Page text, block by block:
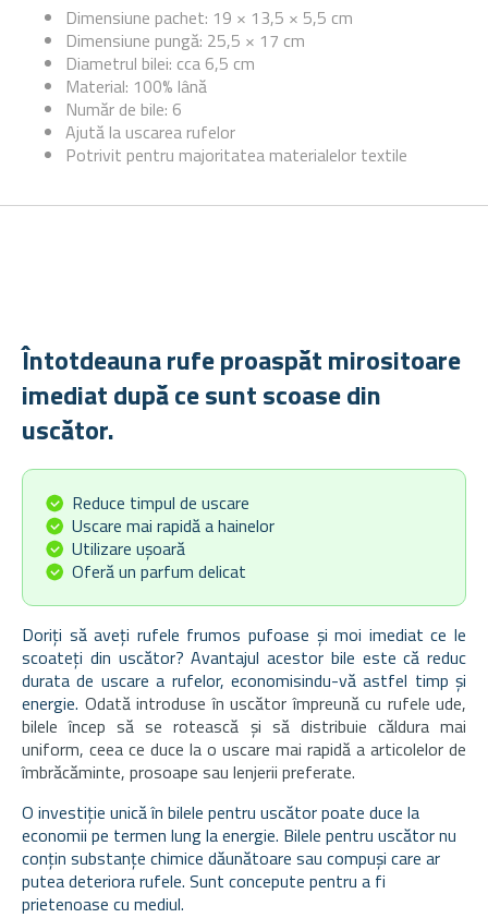
Dimensiune pachet: 19 × 13,5 × 5,5 cm
Dimensiune pungă: 25,5 × 17 cm
Diametrul bilei: cca 6,5 cm
Material: 100% lână
Număr de bile: 6
Ajută la uscarea rufelor
Potrivit pentru majoritatea materialelor textile
Întotdeauna rufe proaspăt mirositoare
imediat după ce sunt scoase din
uscător.
Reduce timpul de uscare
Uscare mai rapidă a hainelor
Utilizare ușoară
Oferă un parfum delicat
Doriți să aveți rufele frumos pufoase și moi imediat ce le
scoateți din uscător? Avantajul acestor bile este că reduc
durata de uscare a rufelor, economisindu-vă astfel timp și
energie. Odată introduse în uscător împreună cu rufele ude,
bilele încep să se rotească și să distribuie căldura mai
uniform, ceea ce duce la o uscare mai rapidă a articolelor de
îmbrăcăminte, prosoape sau lenjerii preferate.
O investiție unică în bilele pentru uscător poate duce la
economii pe termen lung la energie. Bilele pentru uscător nu
conțin substanțe chimice dăunătoare sau compuși care ar
putea deteriora rufele. Sunt concepute pentru a fi
prietenoase cu mediul.